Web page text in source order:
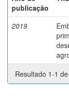
publicação
2019
Resultado 1-1